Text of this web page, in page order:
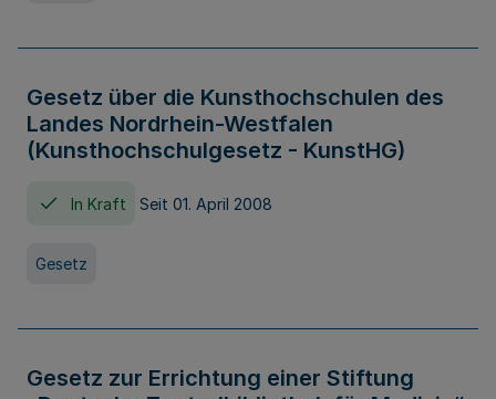
Gesetz über die Kunsthochschulen des
Landes Nordrhein-Westfalen
(Kunsthochschulgesetz - KunstHG)
In Kraft Seit 01. April 2008
Gesetz
Gesetz zur Errichtung einer Stiftung